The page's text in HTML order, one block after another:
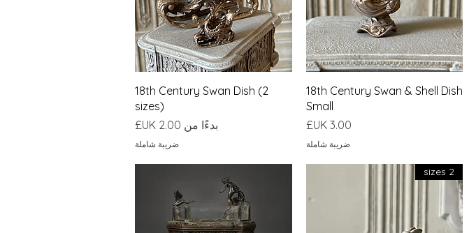
العرض السريع
18th Century Swan & Shell Dish
Small
السعر
ضريبة شاملة
العرض السريع
18th Century Swan Dish (2
sizes)
بدءًا من
سعر البيع
ضريبة شاملة
2 sizes